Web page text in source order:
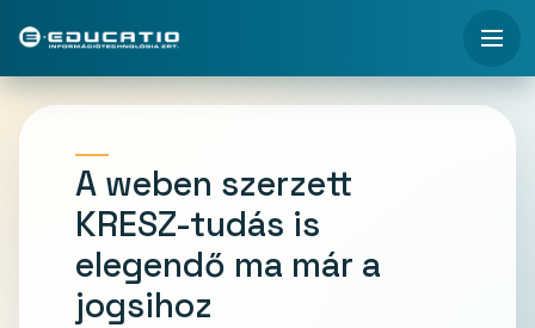
A weben szerzett
KRESZ-tudás is
elegendő ma már a
jogsihoz